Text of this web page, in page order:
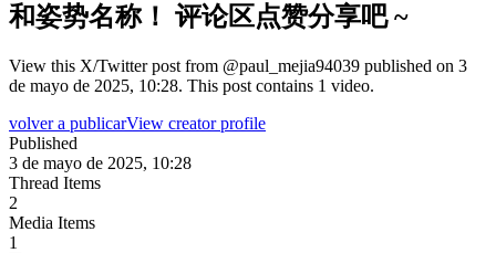
和姿势名称！ 评论区点赞分享吧 ~
View this X/Twitter post from @paul_mejia94039 published on 3
de mayo de 2025, 10:28. This post contains 1 video.
volver a publicarView creator profile
Published
3 de mayo de 2025, 10:28
Thread Items
2
Media Items
1